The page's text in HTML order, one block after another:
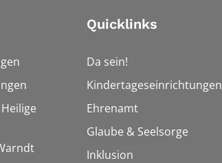
Quicklinks
Da sein!
Kindertageseinrichtungen
Ehrenamt
Glaube & Seelsorge
Inklusion